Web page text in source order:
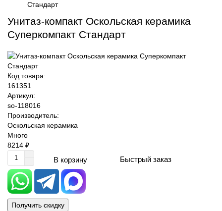
Стандарт
Унитаз-компакт Оскольская керамика
Суперкомпакт Стандарт
Код товара:
161351
Артикул:
so-118016
Производитель:
Оскольская керамика
Много
8214 ₽
В корзину Быстрый заказ
Получить скидку